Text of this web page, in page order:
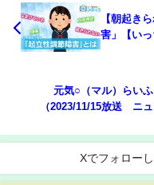
【朝起き
害」【い
元気○（マル）らい
（2023/11/15放送 ニュ
Xでフォロー